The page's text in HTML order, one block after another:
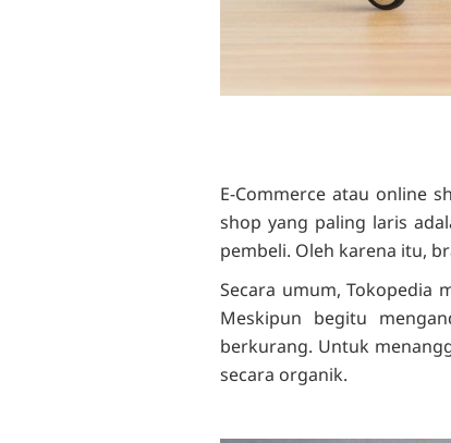
E-Commerce atau online
shop yang paling laris
pembeli. Oleh karena itu,
Secara umum, Tokopedia
Meskipun begitu
berkurang. Untuk
secara organik.